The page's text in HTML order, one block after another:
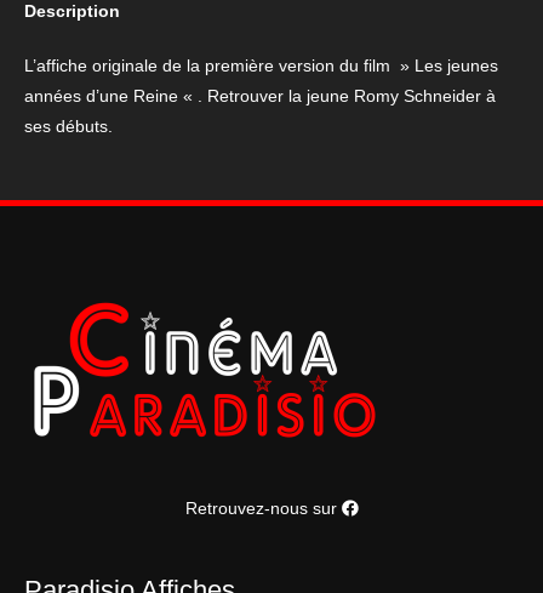
Description
L’affiche originale de la première version du film » Les jeunes
années d’une Reine « . Retrouver la jeune Romy Schneider à
ses débuts.
Retrouvez-nous sur